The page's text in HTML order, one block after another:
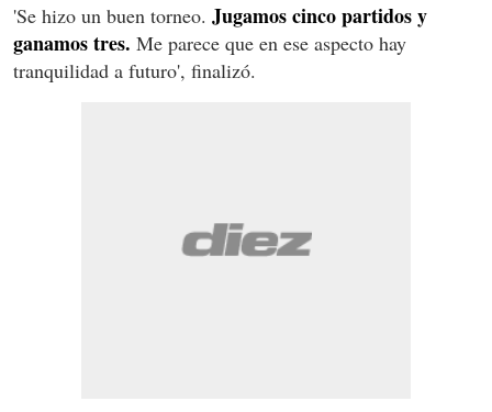
'Se hizo un buen torneo. Jugamos cinco partidos y
ganamos tres. Me parece que en ese aspecto hay
tranquilidad a futuro', finalizó.